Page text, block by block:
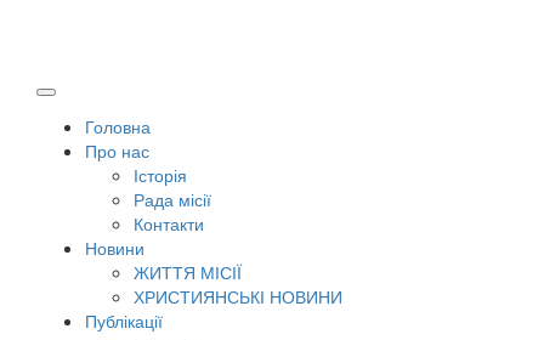
Головна
Про нас
Історія
Рада місії
Контакти
Новини
ЖИТТЯ МІСІЇ
ХРИСТИЯНСЬКІ НОВИНИ
Публікації